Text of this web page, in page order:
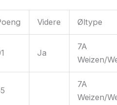
Videre Øltype
Ja
7A
Weizen/
7A
Weizen/